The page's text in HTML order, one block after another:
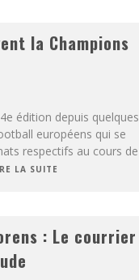
la Champions
édition depuis quelques
européens qui se
respectifs au cours de
LA SUITE
: Le courrier